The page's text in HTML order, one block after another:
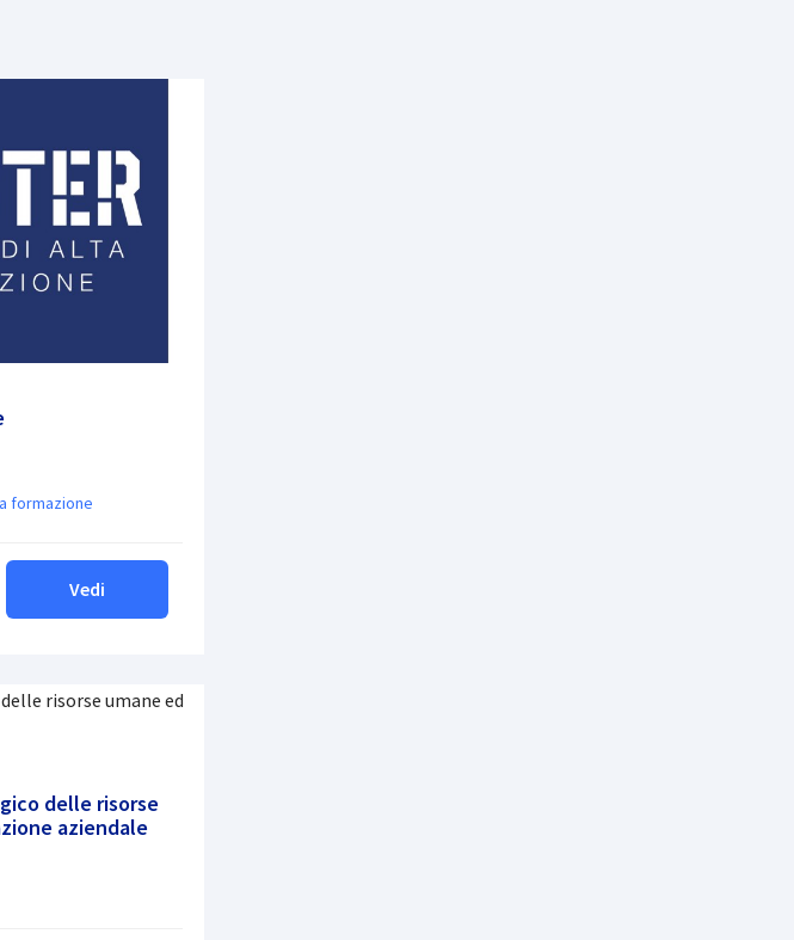
formazione
Vedi
delle risorse
aziendale